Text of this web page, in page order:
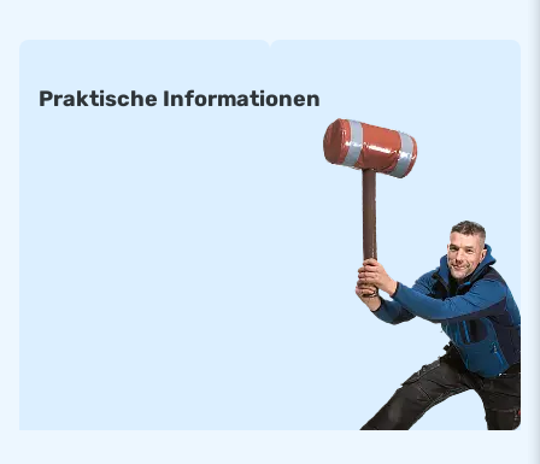
Praktische Informationen